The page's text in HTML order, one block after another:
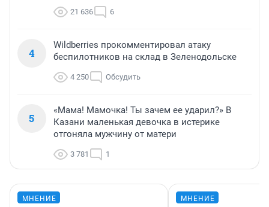
21 636 6
4
Wildberries прокомментировал атаку
беспилотников на склад в Зеленодольске
4 250 Обсудить
5
«Мама! Мамочка! Ты зачем ее ударил?» В
Казани маленькая девочка в истерике
отгоняла мужчину от матери
3 781 1
МНЕНИЕ МНЕНИЕ